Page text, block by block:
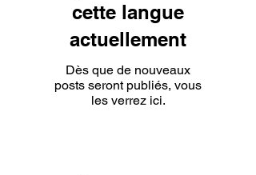
cette langue
actuellement
Dès que de nouveaux
posts seront publiés, vous
les verrez ici.